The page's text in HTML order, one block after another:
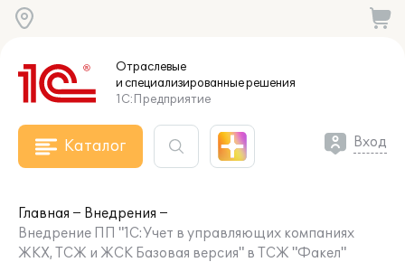
Отраслевые
и специализированныерешения
1С:Предприятие
Каталог Вход
Главная
Внедрения
Внедрение ПП "1С:Учет в управляющих компаниях
ЖКХ, ТСЖ и ЖСК Базовая версия" в ТСЖ "Факел"